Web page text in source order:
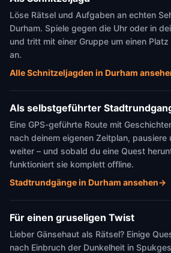
Löse Rätsel und Aufgaben an echten
Durham. Spiele gegen die Uhr oder in
und tritt mit einer Gruppe um einen
an.
Alle Schnitzeljagden in Durham
Als selbstgeführter
Eine GPS-geführte Route mit
nach deinem eigenen Zeitplan, pausiere
weiter – und sobald du eine Quest
funktioniert sie komplett offline.
Stadtrundgänge in Durham ansehen→
Für einen gruseligen Twist
Lieber Gänsehaut als Rätsel? Einige
nach Einbruch der Dunkelheit in